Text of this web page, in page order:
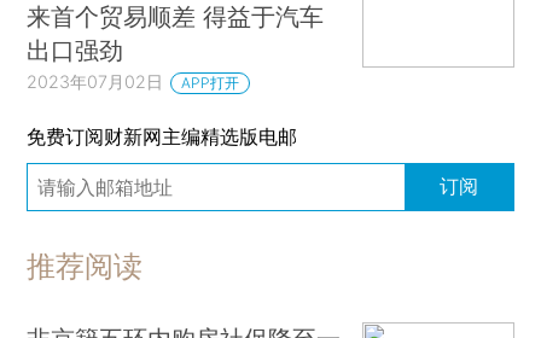
来首个贸易顺差 得益于汽车
出口强劲
2023年07月02日 APP打开
免费订阅财新网主编精选版电邮
订阅
推荐阅读